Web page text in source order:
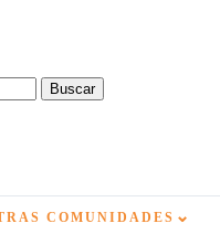
COMUNIDADES ⌄